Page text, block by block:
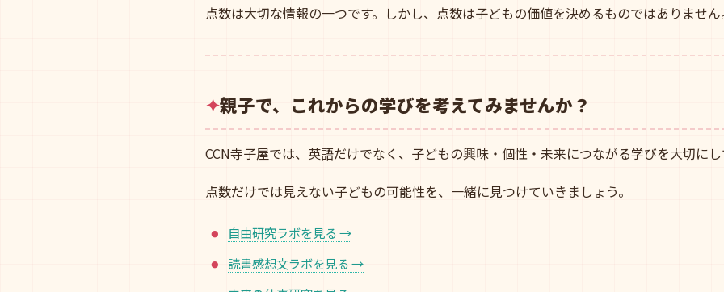
点数は大切な情報の一つです。しかし、点数は子どもの価値を決めるものではありませ
親子で、これからの学びを考えてみませんか？
CCN寺子屋では、英語だけでなく、子どもの興味・個性・未来につながる学びを大切に
点数だけでは見えない子どもの可能性を、一緒に見つけていきましょう。
自由研究ラボを見る →
読書感想文ラボを見る →